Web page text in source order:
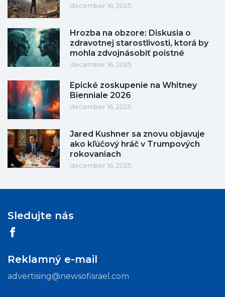
december 16, 2025
Hrozba na obzore: Diskusia o
zdravotnej starostlivosti, ktorá by
mohla zdvojnásobiť poistné
december 16, 2025
Epické zoskupenie na Whitney
Bienniale 2026
december 16, 2025
Jared Kushner sa znovu objavuje
ako kľúčový hráč v Trumpových
rokovaniach
december 16, 2025
Sledujte nás
Reklamný e-mail
advertising@newsofisrael.com